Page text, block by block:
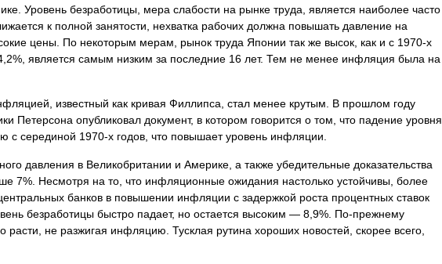
Уровень безработицы, мера слабости на рынке труда, является наиболее часто
к полной занятости, нехватка рабочих должна повышать давление на
цены. По некоторым мерам, рынок труда Японии так же высок, как и с 1970-х
является самым низким за последние 16 лет. Тем не менее инфляция была на
известный как кривая Филлипса, стал менее крутым. В прошлом году
Петерсона опубликовал документ, в котором говорится о том, что падение уровня
серединой 1970-х годов, что повышает уровень инфляции.
давления в Великобритании и Америке, а также убедительные доказательства
7%. Несмотря на то, что инфляционные ожидания настолько устойчивы, более
банков в повышении инфляции с задержкой роста процентных ставок
безработицы быстро падает, но остается высоким — 8,9%. По-прежнему
не разжигая инфляцию. Тусклая рутина хороших новостей, скорее всего,